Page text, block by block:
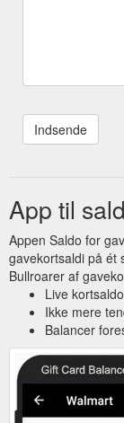
App til
Appen Saldo for
gavekortsaldi på ét
Bullroarer af
Live
Ikke mere
Balancer